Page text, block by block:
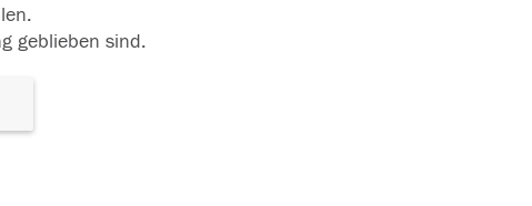
geblieben sind.